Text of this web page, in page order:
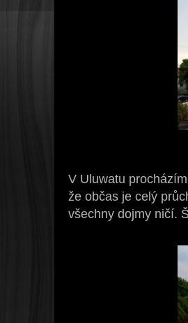
V Uluwatu
že občas je celý
všechny dojmy ničí.